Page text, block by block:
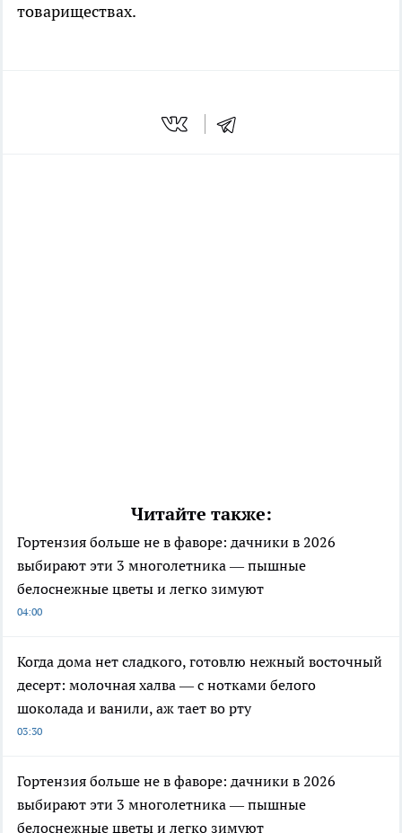
товариществах.
Читайте также:
Гортензия больше не в фаворе: дачники в 2026
выбирают эти 3 многолетника — пышные
белоснежные цветы и легко зимуют
04:00
Когда дома нет сладкого, готовлю нежный восточный
десерт: молочная халва — с нотками белого
шоколада и ванили, аж тает во рту
03:30
Гортензия больше не в фаворе: дачники в 2026
выбирают эти 3 многолетника — пышные
белоснежные цветы и легко зимуют